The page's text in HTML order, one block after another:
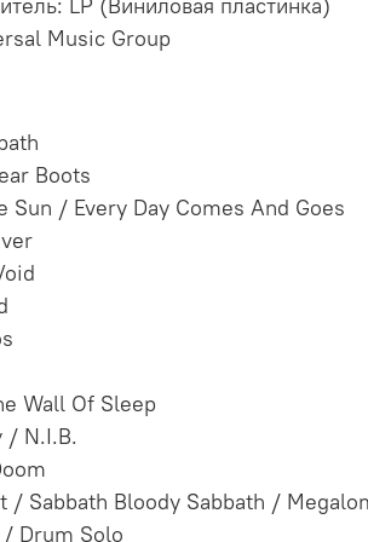
Music Group
Boots
Sun / Every Day Comes And Goes
Wall Of Sleep
/ N.I.B.
/ Sabbath Bloody Sabbath /
/ Drum Solo